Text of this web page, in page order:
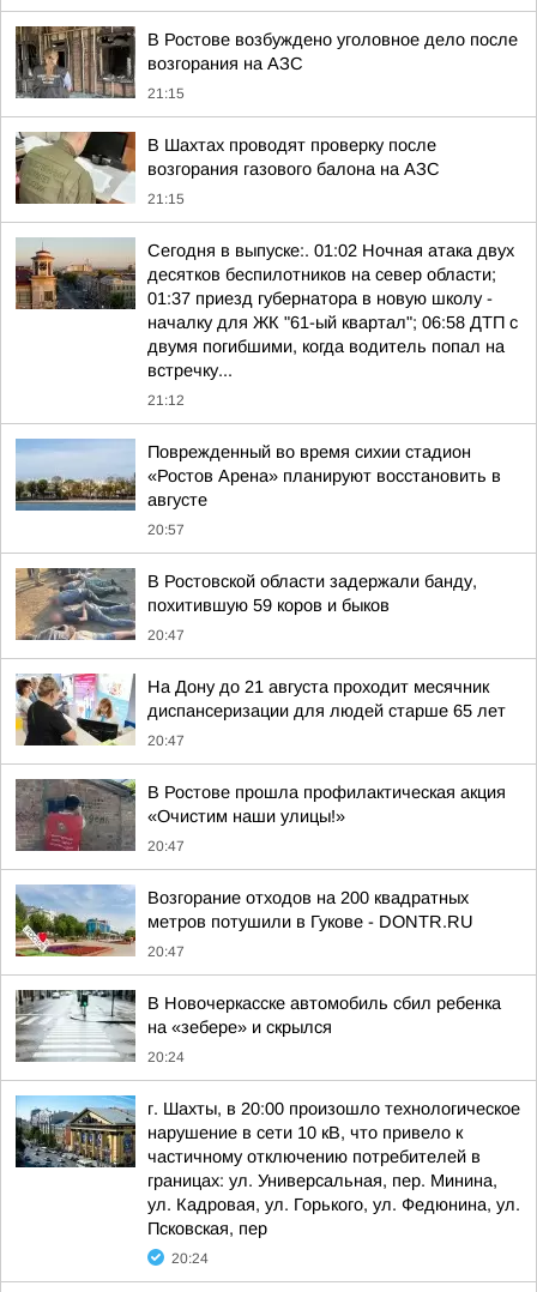
В Ростове возбуждено уголовное дело после
возгорания на АЗС
21:15
В Шахтах проводят проверку после
возгорания газового балона на АЗС
21:15
Сегодня в выпуске:. 01:02 Ночная атака двух
десятков беспилотников на север области;
01:37 приезд губернатора в новую школу -
началку для ЖК "61-ый квартал"; 06:58 ДТП с
двумя погибшими, когда водитель попал на
встречку...
21:12
Поврежденный во время сихии стадион
«Ростов Арена» планируют восстановить в
августе
20:57
В Ростовской области задержали банду,
похитившую 59 коров и быков
20:47
На Дону до 21 августа проходит месячник
диспансеризации для людей старше 65 лет
20:47
В Ростове прошла профилактическая акция
«Очистим наши улицы!»
20:47
Возгорание отходов на 200 квадратных
метров потушили в Гукове - DONTR.RU
20:47
В Новочеркасске автомобиль сбил ребенка
на «зебере» и скрылся
20:24
г. Шахты, в 20:00 произошло технологическое
нарушение в сети 10 кВ, что привело к
частичному отключению потребителей в
границах: ул. Универсальная, пер. Минина,
ул. Кадровая, ул. Горького, ул. Федюнина, ул.
Псковская, пер
20:24